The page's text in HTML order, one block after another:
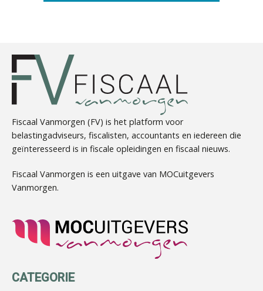
Hans Geuns
Hans Tabak
Fiscaal Vanmorgen (FV) is het platform voor
belastingadviseurs, fiscalisten, accountants en iedereen die
geïnteresseerd is in fiscale opleidingen en fiscaal nieuws.
Fiscaal Vanmorgen is een uitgave van MOCuitgevers
Vanmorgen.
CATEGORIE